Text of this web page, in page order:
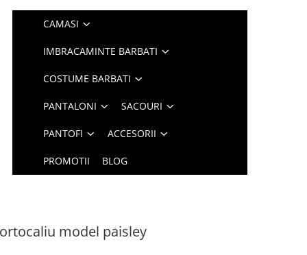
CAMASI
IMBRACAMINTE BARBATI
COSTUME BARBATI
PANTALONI SACOURI
PANTOFI ACCESORII
PROMOTII BLOG
model paisley